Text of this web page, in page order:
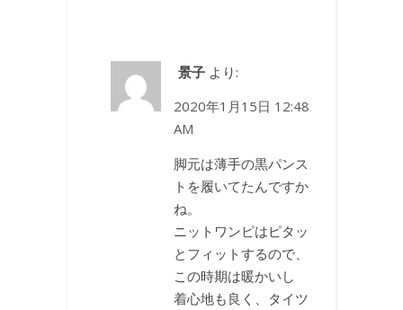
景子 より:
2020年1月15日 12:48
AM
脚元は薄手の黒パンス
トを履いてたんですか
ね。
ニットワンピはピタッ
とフィットするので、
この時期は暖かいし
着心地も良く、タイツ